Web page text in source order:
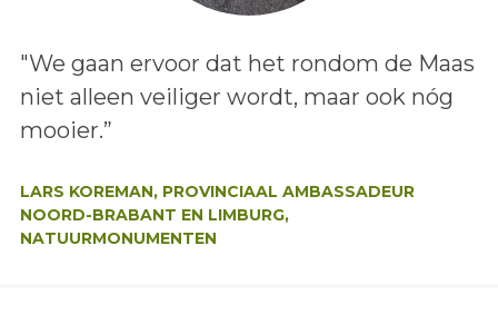
Lees het bericht:
"We gaan ervoor dat het rondom de Maas
niet alleen veiliger wordt, maar ook nóg
mooier.”
LARS KOREMAN, PROVINCIAAL AMBASSADEUR
NOORD-BRABANT EN LIMBURG,
NATUURMONUMENTEN